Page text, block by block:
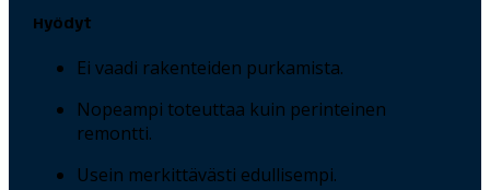
Hyödyt
Ei vaadi rakenteiden purkamista.
Nopeampi toteuttaa kuin perinteinen
remontti.
Usein merkittävästi edullisempi.